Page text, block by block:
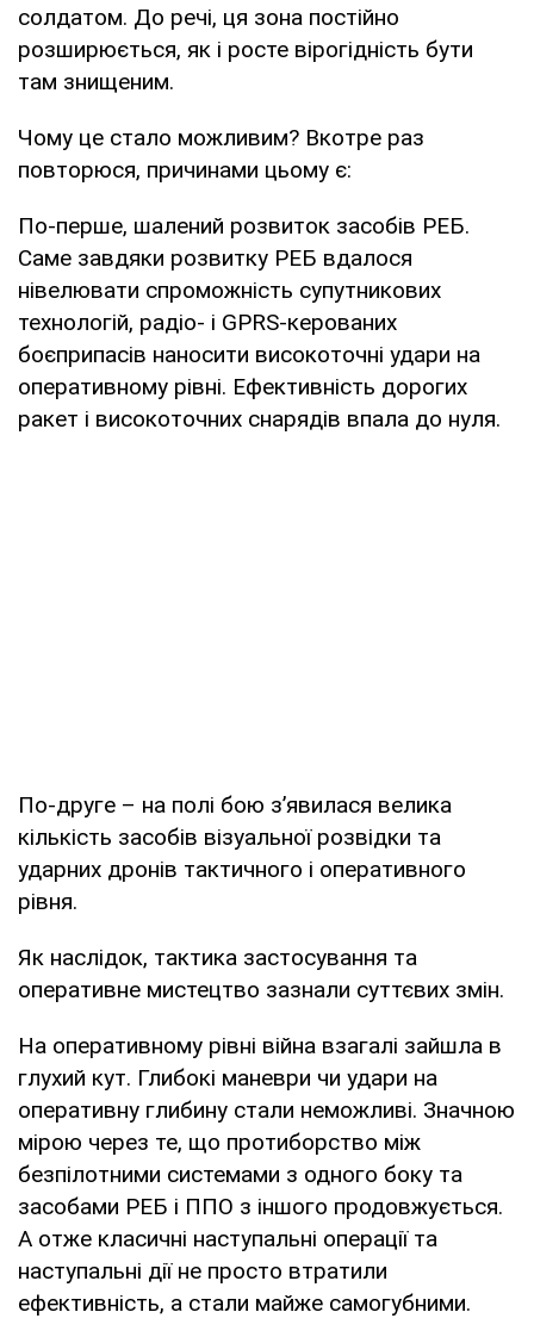
солдатом. До речі, ця зона постійно
розширюється, як і росте вірогідність бути
там знищеним.
Чому це стало можливим? Вкотре раз
повторюся, причинами цьому є:
По-перше, шалений розвиток засобів РЕБ.
Саме завдяки розвитку РЕБ вдалося
нівелювати спроможність супутникових
технологій, радіо- і GPRS-керованих
боєприпасів наносити високоточні удари на
оперативному рівні. Ефективність дорогих
ракет і високоточних снарядів впала до нуля.
По-друге – на полі бою з’явилася велика
кількість засобів візуальної розвідки та
ударних дронів тактичного і оперативного
рівня.
Як наслідок, тактика застосування та
оперативне мистецтво зазнали суттєвих змін.
На оперативному рівні війна взагалі зайшла в
глухий кут. Глибокі маневри чи удари на
оперативну глибину стали неможливі. Значною
мірою через те, що протиборство між
безпілотними системами з одного боку та
засобами РЕБ і ППО з іншого продовжується.
А отже класичні наступальні операції та
наступальні дії не просто втратили
ефективність, а стали майже самогубними.